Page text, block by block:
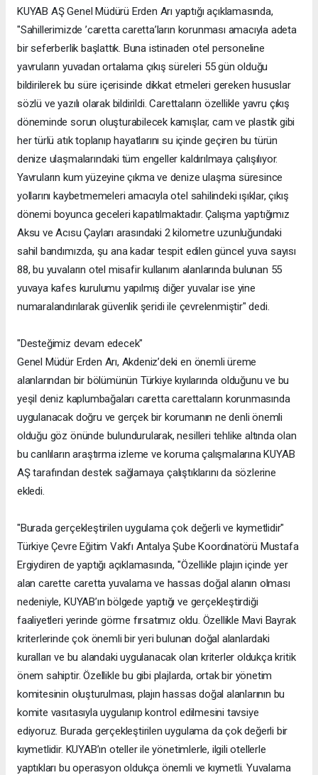
KUYAB AŞ Genel Müdürü Erden Arı yaptığı açıklamasında,
"Sahillerimizde ’caretta caretta’ların korunması amacıyla adeta
bir seferberlik başlattık. Buna istinaden otel personeline
yavruların yuvadan ortalama çıkış süreleri 55 gün olduğu
bildirilerek bu süre içerisinde dikkat etmeleri gereken hususlar
sözlü ve yazılı olarak bildirildi. Carettaların özellikle yavru çıkış
döneminde sorun oluşturabilecek kamışlar, cam ve plastik gibi
her türlü atık toplanıp hayatlarını su içinde geçiren bu türün
denize ulaşmalarındaki tüm engeller kaldırılmaya çalışılıyor.
Yavruların kum yüzeyine çıkma ve denize ulaşma süresince
yollarını kaybetmemeleri amacıyla otel sahilindeki ışıklar, çıkış
dönemi boyunca geceleri kapatılmaktadır. Çalışma yaptığımız
Aksu ve Acısu Çayları arasındaki 2 kilometre uzunluğundaki
sahil bandımızda, şu ana kadar tespit edilen güncel yuva sayısı
88, bu yuvaların otel misafir kullanım alanlarında bulunan 55
yuvaya kafes kurulumu yapılmış diğer yuvalar ise yine
numaralandırılarak güvenlik şeridi ile çevrelenmiştir" dedi.
"Desteğimiz devam edecek"
Genel Müdür Erden Arı, Akdeniz’deki en önemli üreme
alanlarından bir bölümünün Türkiye kıyılarında olduğunu ve bu
yeşil deniz kaplumbağaları caretta carettaların korunmasında
uygulanacak doğru ve gerçek bir korumanın ne denli önemli
olduğu göz önünde bulundurularak, nesilleri tehlike altında olan
bu canlıların araştırma izleme ve koruma çalışmalarına KUYAB
AŞ tarafından destek sağlamaya çalıştıklarını da sözlerine
ekledi.
"Burada gerçekleştirilen uygulama çok değerli ve kıymetlidir"
Türkiye Çevre Eğitim Vakfı Antalya Şube Koordinatörü Mustafa
Ergiydiren de yaptığı açıklamasında, "Özellikle plajın içinde yer
alan carette caretta yuvalama ve hassas doğal alanın olması
nedeniyle, KUYAB’ın bölgede yaptığı ve gerçekleştirdiği
faaliyetleri yerinde görme fırsatımız oldu. Özellikle Mavi Bayrak
kriterlerinde çok önemli bir yeri bulunan doğal alanlardaki
kuralları ve bu alandaki uygulanacak olan kriterler oldukça kritik
önem sahiptir. Özellikle bu gibi plajlarda, ortak bir yönetim
komitesinin oluşturulması, plajın hassas doğal alanlarının bu
komite vasıtasıyla uygulanıp kontrol edilmesini tavsiye
ediyoruz. Burada gerçekleştirilen uygulama da çok değerli bir
kıymetlidir. KUYAB’ın oteller ile yönetimlerle, ilgili otellerle
yaptıkları bu operasyon oldukça önemli ve kıymetli. Yuvalama